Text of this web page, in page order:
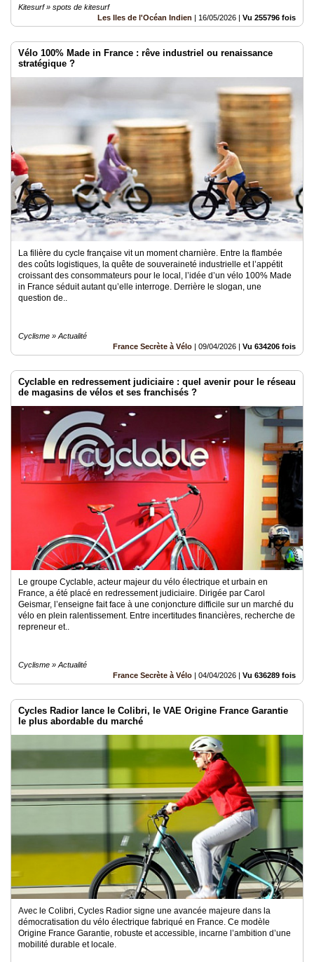
Kitesurf » spots de kitesurf
Les Iles de l'Océan Indien | 16/05/2026 | Vu 255796 fois
Vélo 100% Made in France : rêve industriel ou renaissance
stratégique ?
La filière du cycle française vit un moment charnière. Entre la flambée
des coûts logistiques, la quête de souveraineté industrielle et l’appétit
croissant des consommateurs pour le local, l’idée d’un vélo 100% Made
in France séduit autant qu’elle interroge. Derrière le slogan, une
question de..
Cyclisme » Actualité
France Secrète à Vélo | 09/04/2026 | Vu 634206 fois
Cyclable en redressement judiciaire : quel avenir pour le réseau
de magasins de vélos et ses franchisés ?
Le groupe Cyclable, acteur majeur du vélo électrique et urbain en
France, a été placé en redressement judiciaire. Dirigée par Carol
Geismar, l’enseigne fait face à une conjoncture difficile sur un marché du
vélo en plein ralentissement. Entre incertitudes financières, recherche de
repreneur et..
Cyclisme » Actualité
France Secrète à Vélo | 04/04/2026 | Vu 636289 fois
Cycles Radior lance le Colibri, le VAE Origine France Garantie
le plus abordable du marché
Avec le Colibri, Cycles Radior signe une avancée majeure dans la
démocratisation du vélo électrique fabriqué en France. Ce modèle
Origine France Garantie, robuste et accessible, incarne l’ambition d’une
mobilité durable et locale.